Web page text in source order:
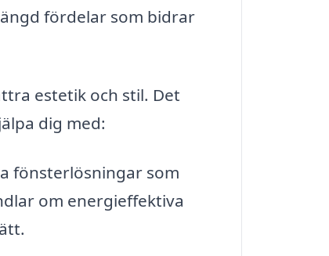
fördelar som bidrar
estetik och stil. Det
dig med:
fönsterlösningar som
om energieffektiva